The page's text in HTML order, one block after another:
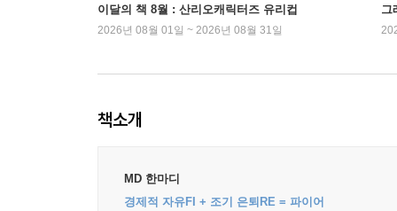
이달의 책 8월 : 산리오캐릭터즈 유리컵
2026년 08월 01일 ~ 2026년 08월 31일
그
책소개
MD 한마디
경제적 자유FI + 조기 은퇴RE = 파이어